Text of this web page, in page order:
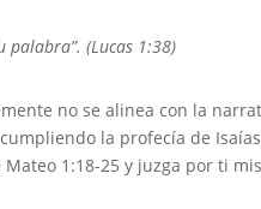
(Lucas 1:38)
no se alinea con la
la profecía de
1:18-25 y juzga por ti